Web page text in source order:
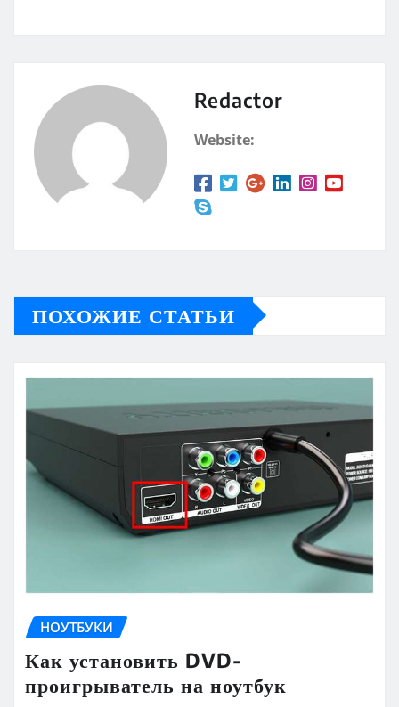
Redactor
Website:
ПОХОЖИЕ СТАТЬИ
НОУТБУКИ
Как установить DVD-
проигрыватель на ноутбук